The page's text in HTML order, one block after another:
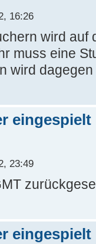
16:26
wird auf
muss eine
wird
23:49